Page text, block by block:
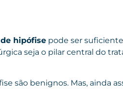
hipófise pode ser
seja o pilar central do
são benignos. Mas, ainda